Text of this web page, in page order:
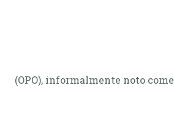
(OPO), informalmente noto come